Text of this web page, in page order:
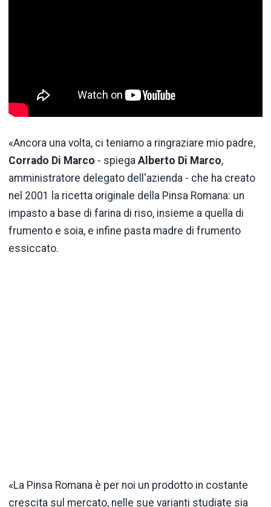
«Ancora una volta, ci teniamo a ringraziare mio padre,
Corrado Di Marco - spiega Alberto Di Marco,
amministratore delegato dell'azienda - che ha creato
nel 2001 la ricetta originale della Pinsa Romana: un
impasto a base di farina di riso, insieme a quella di
frumento e soia, e infine pasta madre di frumento
essiccato.
«La Pinsa Romana è per noi un prodotto in costante
crescita sul mercato, nelle sue varianti studiate sia